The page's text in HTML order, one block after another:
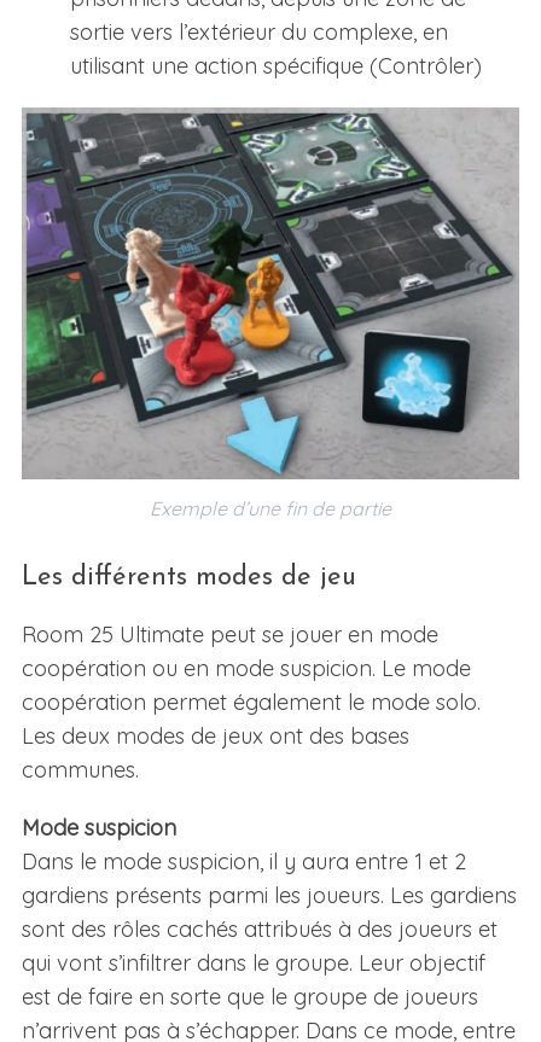
sortie vers l’extérieur du complexe, en
utilisant une action spécifique (Contrôler)
Exemple d’une fin de partie
Les différents modes de jeu
Room 25 Ultimate peut se jouer en mode
coopération ou en mode suspicion. Le mode
coopération permet également le mode solo.
Les deux modes de jeux ont des bases
communes.
Mode suspicion
Dans le mode suspicion, il y aura entre 1 et 2
gardiens présents parmi les joueurs. Les gardiens
sont des rôles cachés attribués à des joueurs et
qui vont s’infiltrer dans le groupe. Leur objectif
est de faire en sorte que le groupe de joueurs
n’arrivent pas à s’échapper. Dans ce mode, entre